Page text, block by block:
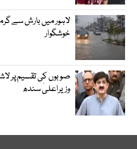
لاہور میں بارش سے
خوشگوار
صوبوں کی تقسیم پر
وزیراعلیٰ سندھ